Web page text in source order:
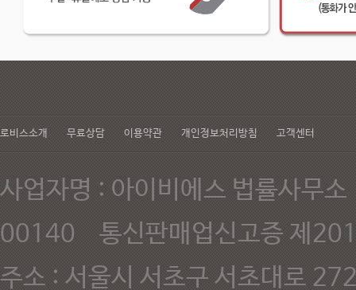
로비스소개 무료상담 이용약관 개인정보처리방침 고객센터
사업자명 : 아이비에스 법률사
00140 통신판매업신고증 제
주소 : 서울시 서초구 서초대로